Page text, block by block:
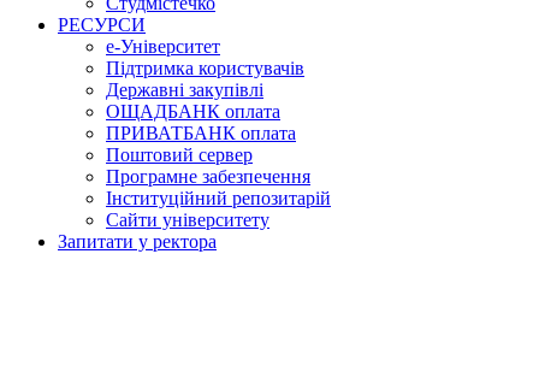
РЕСУРСИ
е-Університет
Підтримка користувачів
Державні закупівлі
ОЩАДБАНК оплата
ПРИВАТБАНК оплата
Поштовий сервер
Програмне забезпечення
Інституційний репозитарій
Сайти університету
Запитати у ректора